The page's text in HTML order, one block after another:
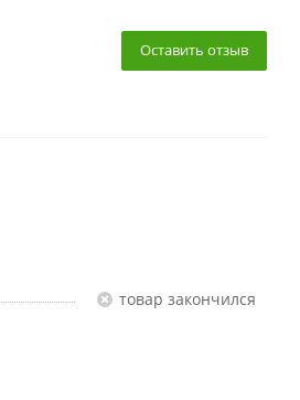
Оставить отзыв
Товар закончился